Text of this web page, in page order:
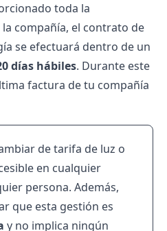
toda la
compañía, el contrato de
se efectuará dentro de un
días hábiles. Durante este
factura de tu compañía
de tarifa de luz o
en cualquier
persona. Además,
que esta gestión es
y no implica ningún